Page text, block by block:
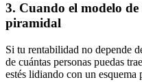
3. Cuando el modelo
piramidal
Si tu rentabilidad no depende
de cuántas personas puedas
estés lidiando con un esquema